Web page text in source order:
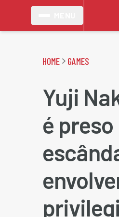
HOME GAMES
Yuji
é